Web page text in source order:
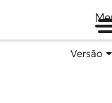
Versão